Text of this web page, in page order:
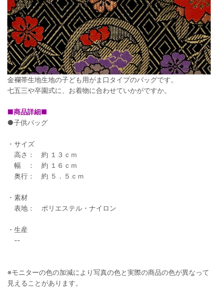
金襴帯生地生地の子ども用がま口タイプのバッグです。
七五三や卒園式に、お着物に合わせていかがですか。
■商品詳細■
●子供バッグ
・サイズ
高さ： 約 １３ｃｍ
幅 ： 約 １６ｃｍ
奥行： 約 ５．５ｃｍ
・素材
表地： ポリエステル・ナイロン
・生産
--
※モニターの色の加減により写真の色と実際の商品の色が異なって
見えることがあります。